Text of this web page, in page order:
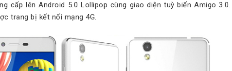
cấp lên Android 5.0 Lollipop cùng giao diện tuỳ biến Amigo
trang bị kết nối mạng 4G.